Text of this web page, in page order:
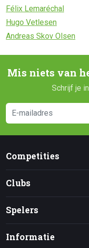
Félix Lemaréchal
Hugo Vetlesen
Andreas Skov Olsen
Mis niets van
Schrijf je
Competities
Clubs
Spelers
Informatie